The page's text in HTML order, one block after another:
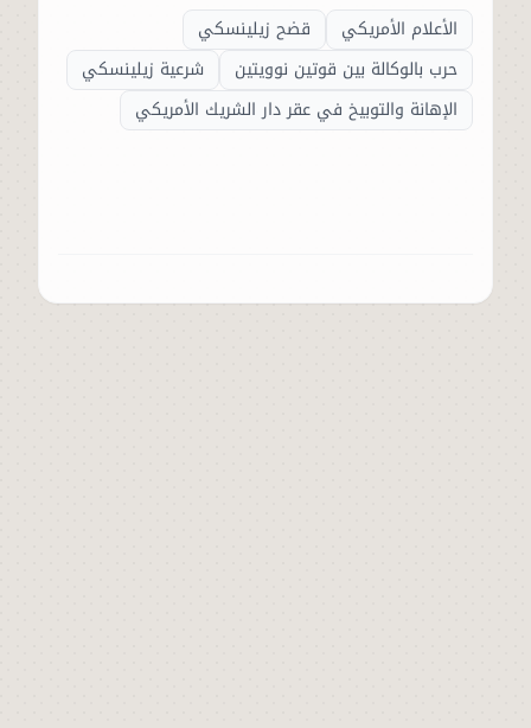
الأعلام الأمريكي
قضح زيلينسكي
حرب بالوكالة بين قوتين نوويتين
شرعية زيلينسكي
الإهانة والتوبيخ في عقر دار الشريك الأمريكي